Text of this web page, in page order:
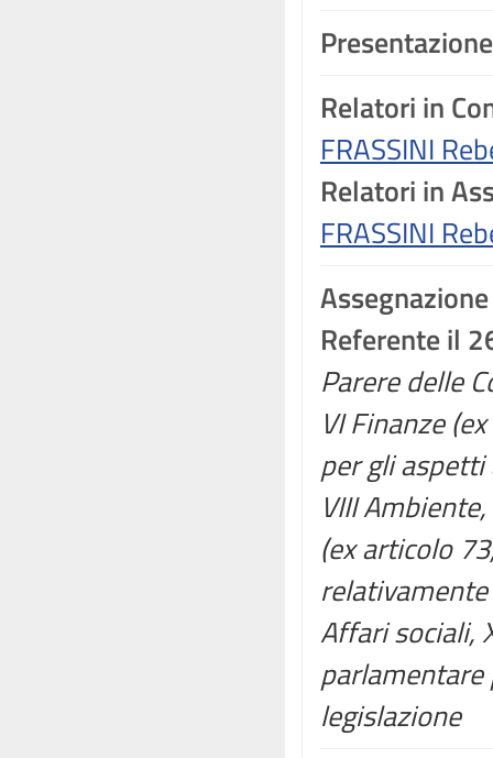
Relatori in
FRASSINI
Relatori in
FRASSINI
Assegnazione
Referente il
Parere delle
VI Finanze
per gli
VIII
(ex articolo
Affari sociali,
parlamentare
legislazione